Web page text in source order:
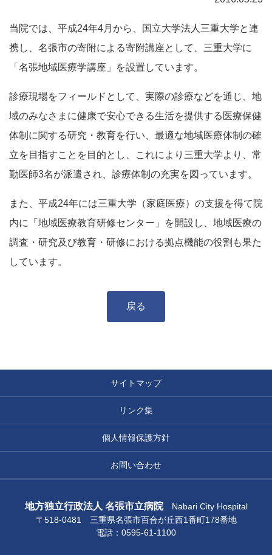
当院では、平成24年4月から、国立大学法人三重大学と連
携し、名張市の寄附による寄附講座として、三重大学に
「名張地域医療学講座」を設置しています。
診療現場をフィールドとして、実際の診療などを通じ、地
域のみなさまに健康で安心できる生活を提供する医療保健
体制に関する研究・教育を行い、最適な地域医療体制の確
立を目指すことを目的とし、これにより三重大学より、常
勤医師3名が派遣され、診療体制の充実を図っています。
また、平成24年には三重大学（家庭医療）の支援を得て院
内に「地域医療教育研修センター」を開設し、地域医療の
調査・研究及び教育・研修における拠点機能の役割も果た
しています。
戻る
サイトマップ
リンク集
個人情報保護方針
お問い合わせ
地方独立行政法人 名張市立病院Nabari City Hospital
〒518-0481 三重県名張市百合が丘西1番町178番地
電話：0595-61-1100